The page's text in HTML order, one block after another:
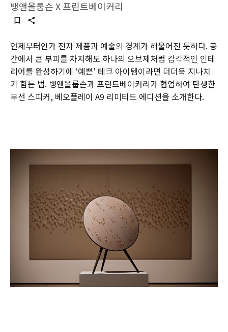
뱅앤올룹슨 X 프린트베이커리
언제부터인가 전자 제품과 예술의 경계가 허물어진 듯하다. 공
간에서 큰 부피를 차지해도 하나의 오브제처럼 감각적인 인테
리어를 완성하기에 ‘예쁜’ 테크 아이템이라면 더더욱 지나치
기 힘든 법. 뱅앤올룹슨과 프린트베이커리가 협업하여 탄생한
무선 스피커, 베오플레이 A9 리미티드 에디션을 소개한다.